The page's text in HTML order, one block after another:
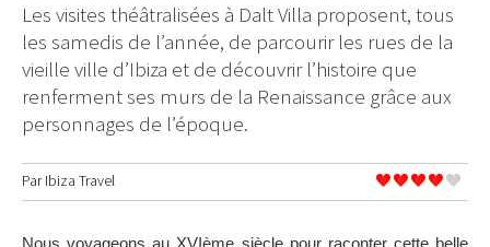
Chaque jour quelque chose de nouveau
Avant de nous rendre visite
SUR LA CARTE
Les visites théâtralisées à Dalt Villa proposent, tous
les samedis de l’année, de parcourir les rues de la
vieille ville d’Ibiza et de découvrir l’histoire que
renferment ses murs de la Renaissance grâce aux
personnages de l’époque.
ParIbiza Travel
Nous voyageons au XVIème siècle pour raconter cette belle